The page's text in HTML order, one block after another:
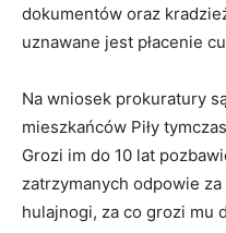
dokumentów oraz
uznawane jest płacenie
Na wniosek prokuratury
mieszkańców Piły
Grozi im do 10 lat
zatrzymanych odpowie
hulajnogi, za co grozi mu